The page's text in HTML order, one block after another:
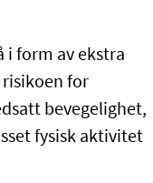
i form av ekstra
for
bevegelighet,
fysisk aktivitet